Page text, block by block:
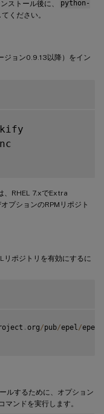
ストール後に、
python-
ください。
ジョン0.9.13以降）をイン
、RHEL 7.xでExtra
プションのRPMリポジト
リポジトリを有効にするに
. org/pub/epel /epel
ルするために、オプション
マンドを実行します。